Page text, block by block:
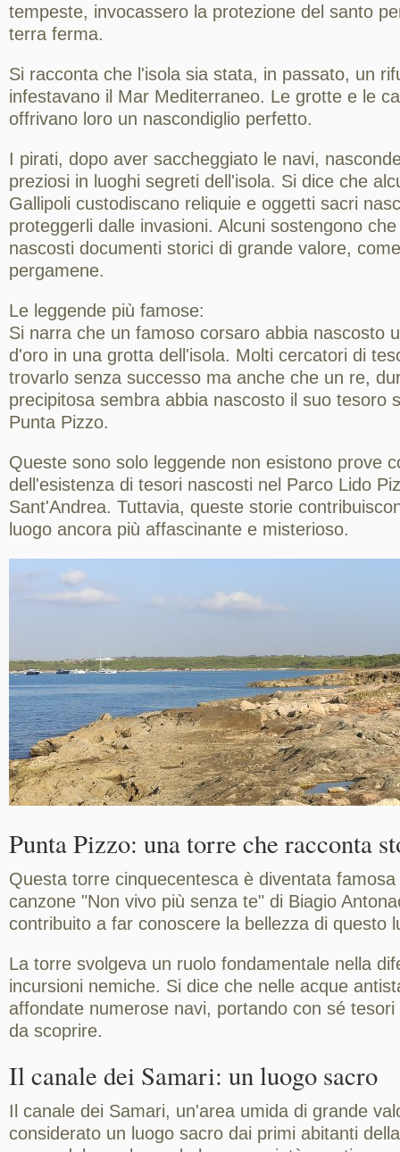
tempeste, invocassero la protezione del santo
terra ferma.
Si racconta che l'isola sia stata, in passato, un
infestavano il Mar Mediterraneo. Le grotte e le
offrivano loro un nascondiglio perfetto.
I pirati, dopo aver saccheggiato le navi,
preziosi in luoghi segreti dell'isola. Si dice che
Gallipoli custodiscano reliquie e oggetti sacri
proteggerli dalle invasioni. Alcuni sostengono
nascosti documenti storici di grande valore,
pergamene.
Le leggende più famose:
Si narra che un famoso corsaro abbia nascosto
d'oro in una grotta dell'isola. Molti cercatori di
trovarlo senza successo ma anche che un re,
precipitosa sembra abbia nascosto il suo tesoro
Punta Pizzo.
Queste sono solo leggende non esistono prove
dell'esistenza di tesori nascosti nel Parco Lido
Sant'Andrea. Tuttavia, queste storie
luogo ancora più affascinante e misterioso.
Punta Pizzo: una torre che racconta
Questa torre cinquecentesca è diventata
canzone "Non vivo più senza te" di Biagio
contribuito a far conoscere la bellezza di questo
La torre svolgeva un ruolo fondamentale nella
incursioni nemiche. Si dice che nelle acque
affondate numerose navi, portando con sé
da scoprire.
Il canale dei Samari: un luogo sacro
Il canale dei Samari, un'area umida di grande
considerato un luogo sacro dai primi abitanti